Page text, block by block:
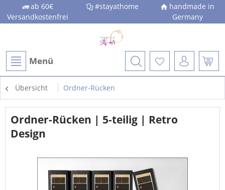
ab 60€
Versandkostenfrei
#stayathome
handmade in
Germany
Menü
Übersicht Ordner-Rücken
Ordner-Rücken | 5-teilig | Retro
Design